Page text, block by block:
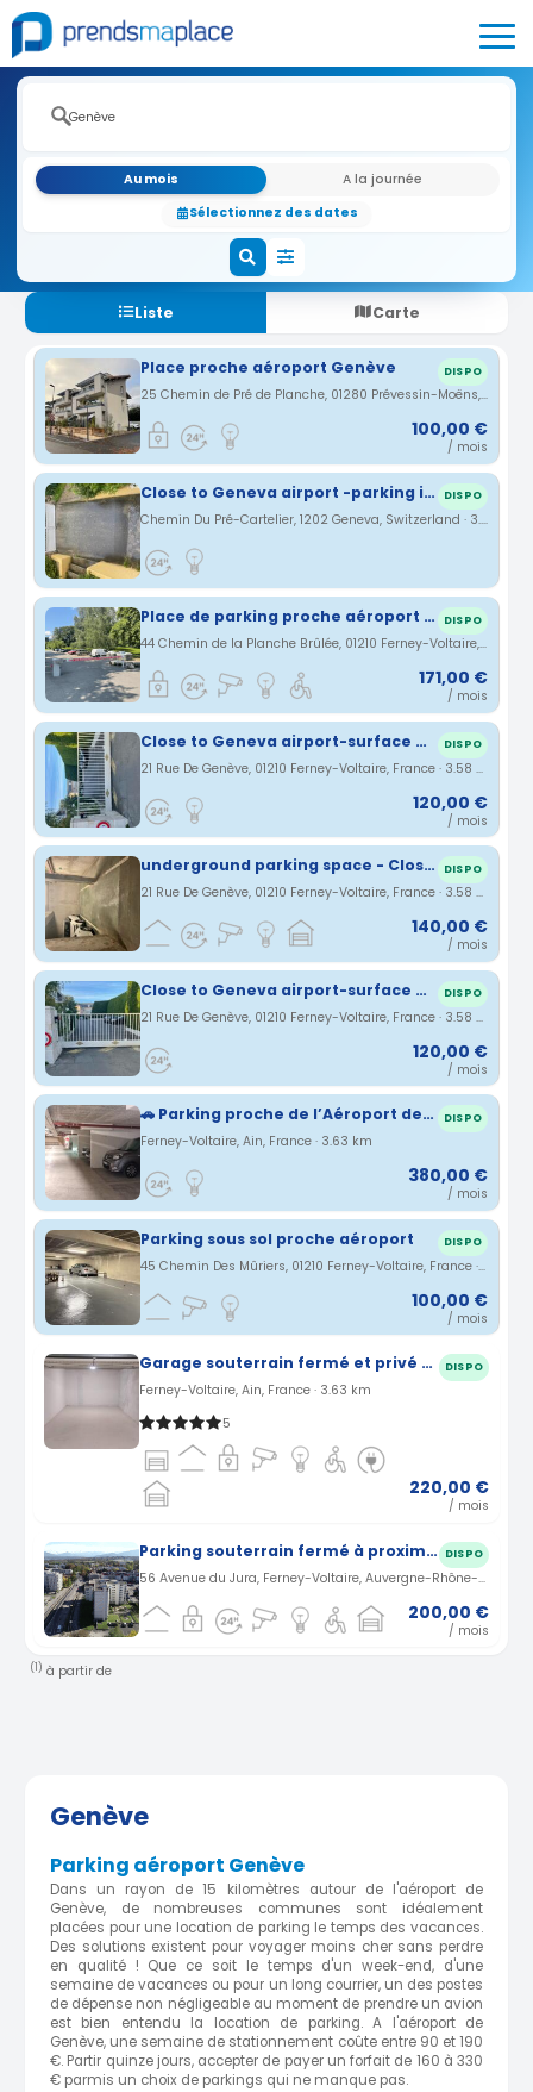
Au mois
A la journée
Sélectionnez des dates
Liste Carte
Place proche aéroport Genève DISPO
25 Chemin de Pré de Planche, 01280 Prévessin-Moëns, France · 2.6 km
100,00 €
/ mois
Close to Geneva airport -parking in villa DISPO
Chemin Du Pré-Cartelier, 1202 Geneva, Switzerland · 3.09 km
Place de parking proche aéroport / Parking space near the airport DISPO
44 Chemin de la Planche Brûlée, 01210 Ferney-Voltaire, France · 3.14 km
171,00 €
/ mois
Close to Geneva airport-surface parking DISPO
21 Rue De Genève, 01210 Ferney-Voltaire, France · 3.58 km
120,00 €
/ mois
underground parking space - Close to Geneva airport DISPO
21 Rue De Genève, 01210 Ferney-Voltaire, France · 3.58 km
140,00 €
/ mois
Close to Geneva airport-surface parking in gated residence DISPO
21 Rue De Genève, 01210 Ferney-Voltaire, France · 3.58 km
120,00 €
/ mois
🚗 Parking proche de l’Aéroport de Genève – Dès 5€ / jour (NAVETTE Inclus depuis et vers L'aéroport de Genève) DISPO
Ferney-Voltaire, Ain, France · 3.63 km
380,00 €
/ mois
Parking sous sol proche aéroport DISPO
45 Chemin Des Mûriers, 01210 Ferney-Voltaire, France · 3.94 km
100,00 €
/ mois
Garage souterrain fermé et privé proche de l'aéroport de Genève DISPO
Ferney-Voltaire, Ain, France · 3.63 km
5
220,00 €
/ mois
Parking souterrain fermé à proximité aéroport Genève DISPO
56 Avenue du Jura, Ferney-Voltaire, Auvergne-Rhône-Alpes, France · 3.96 km
200,00 €
/ mois
(1) à partir de
Genève
Parking aéroport Genève
Dans un rayon de 15 kilomètres autour de l'aéroport de
Genève, de nombreuses communes sont idéalement
placées pour une location de parking le temps des vacances.
Des solutions existent pour voyager moins cher sans perdre
en qualité ! Que ce soit le temps d'un week-end, d'une
semaine de vacances ou pour un long courrier, un des postes
de dépense non négligeable au moment de prendre un avion
est bien entendu la location de parking. A l'aéroport de
Genève, une semaine de stationnement coûte entre 90 et 190
€. Partir quinze jours, accepter de payer un forfait de 160 à 330
€ parmis un choix de parkings qui ne manque pas.